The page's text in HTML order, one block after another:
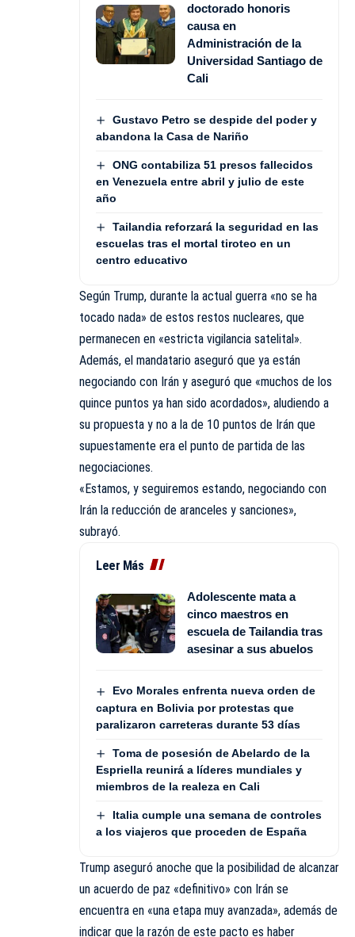
doctorado honoris
causa en
Administración de la
Universidad Santiago de
Cali
Gustavo Petro se despide del poder y
abandona la Casa de Nariño
ONG contabiliza 51 presos fallecidos
en Venezuela entre abril y julio de este
año
Tailandia reforzará la seguridad en las
escuelas tras el mortal tiroteo en un
centro educativo
Según Trump, durante la actual guerra «no se ha
tocado nada» de estos restos nucleares, que
permanecen en «estricta vigilancia satelital».
Además, el mandatario aseguró que ya están
negociando con Irán y aseguró que «muchos de los
quince puntos ya han sido acordados», aludiendo a
su propuesta y no a la de 10 puntos de Irán que
supuestamente era el punto de partida de las
negociaciones.
«Estamos, y seguiremos estando, negociando con
Irán la reducción de aranceles y sanciones»,
subrayó.
Leer Más
Adolescente mata a
cinco maestros en
escuela de Tailandia tras
asesinar a sus abuelos
Evo Morales enfrenta nueva orden de
captura en Bolivia por protestas que
paralizaron carreteras durante 53 días
Toma de posesión de Abelardo de la
Espriella reunirá a líderes mundiales y
miembros de la realeza en Cali
Italia cumple una semana de controles
a los viajeros que proceden de España
Trump aseguró anoche que la posibilidad de alcanzar
un acuerdo de paz «definitivo» con Irán se
encuentra en «una etapa muy avanzada», además de
indicar que la razón de este pacto es haber